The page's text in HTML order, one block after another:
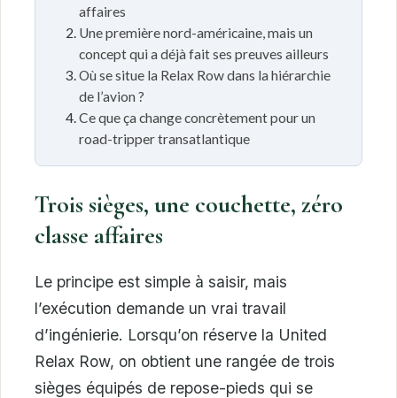
affaires
Une première nord-américaine, mais un
concept qui a déjà fait ses preuves ailleurs
Où se situe la Relax Row dans la hiérarchie
de l’avion ?
Ce que ça change concrètement pour un
road-tripper transatlantique
Trois sièges, une couchette, zéro
classe affaires
Le principe est simple à saisir, mais
l’exécution demande un vrai travail
d’ingénierie. Lorsqu’on réserve la United
Relax Row, on obtient une rangée de trois
sièges équipés de repose-pieds qui se